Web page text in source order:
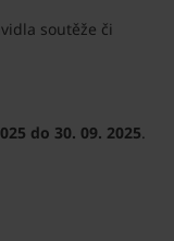
soutěže či
do 30. 09. 2025.